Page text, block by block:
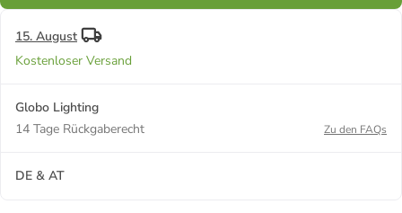
15. August
Kostenloser Versand
Globo Lighting
14 Tage Rückgaberecht
Zu den FAQs
DE & AT